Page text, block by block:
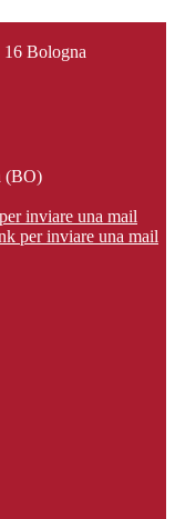
Bologna
(BO)
inviare una mail
per inviare una mail